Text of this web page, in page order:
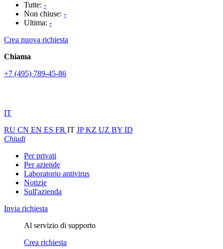
Tutte: -
Non chiuse: -
Ultima: -
Crea nuova richiesta
Chiama
+7 (495) 789-45-86
IT
RU CN EN ES FR IT JPKZ UZ BY ID
Chiudi
Per privati
Per aziende
Laboratorio antivirus
Notizie
Sull'azienda
Invia richiesta
Al servizio di supporto
Crea richiesta